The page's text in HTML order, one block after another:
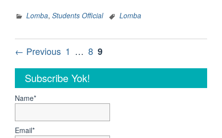
Unsyiah
Lomba, Students Official Lomba
Posts
navigation
← Previous Page
1 … Page
8 Page
9
Subscribe Yok!
Name*
Email*